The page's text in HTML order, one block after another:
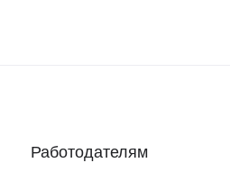
Работодателям